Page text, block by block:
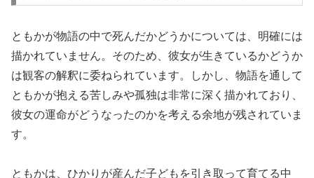
ともかが物語の中で死んだかどうかについては、明確には
描かれていません。そのため、彼女が生きているかどうか
は観客の解釈に委ねられています。しかし、物語を通して
ともかが抱える苦しみや孤独は非常に深く描かれており、
彼女の運命がどうなったのかを考える余地が残されていま
す。
ともかは、ひかりが産んだ子どもを引き取って育てる中